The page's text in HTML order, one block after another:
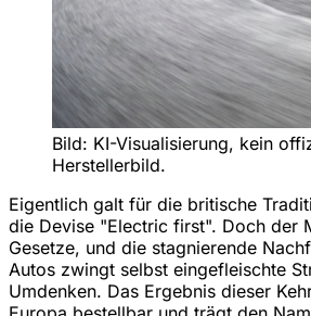
Bild: KI-Visualisierung, kein
Herstellerbild.
Eigentlich galt für die britische
die Devise "Electric first". Doch der
Gesetze, und die stagnierende
Autos zwingt selbst eingefleischte
Umdenken. Das Ergebnis dieser